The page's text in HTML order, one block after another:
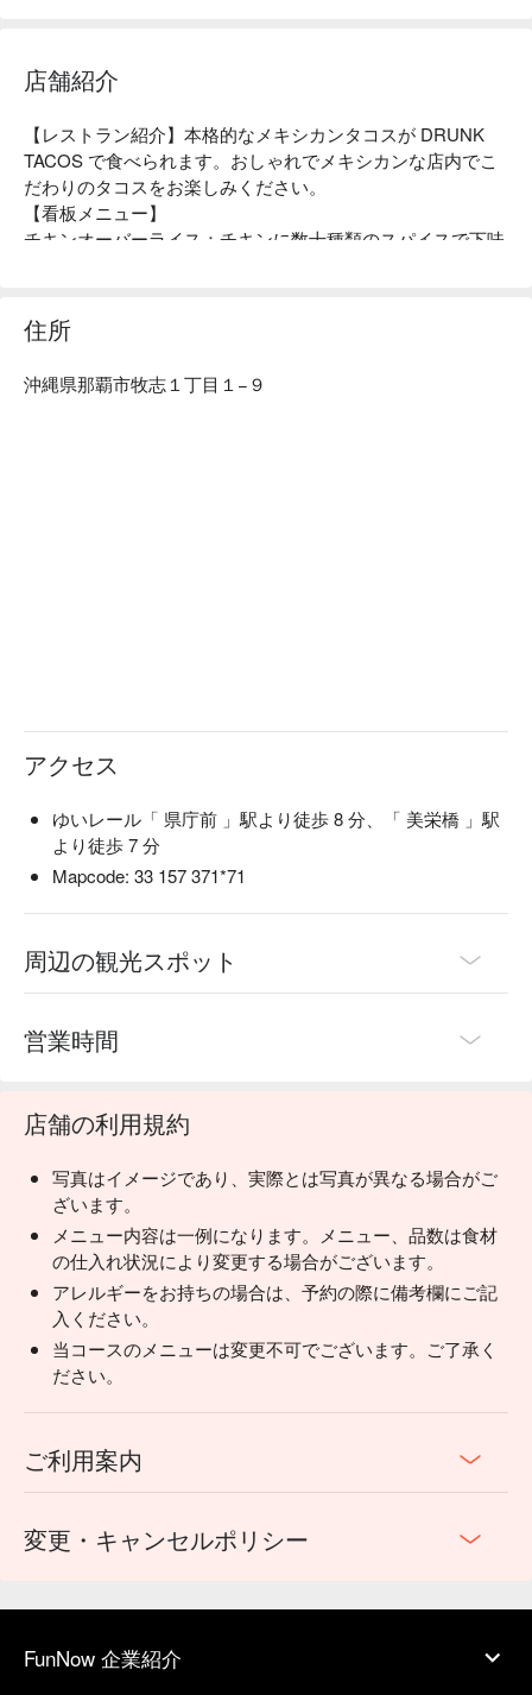
店舗紹介
【レストラン紹介】本格的なメキシカンタコスが DRUNK
TACOS で食べられます。おしゃれでメキシカンな店内でこ
だわりのタコスをお楽しみください。
【看板メニュー】
チキンオーバーライス：チキンに数十種類のスパイスで下味
カルニータス：豚肉をスパイスで長時間煮込んだ人気 NO 1
メニュー。
せます。タコスだけでなく店内のインスタ映えな空間も思う
住所
沖縄県那覇市牧志１丁目１−９
アクセス
ゆいレール「 県庁前 」駅より徒歩 8 分、「 美栄橋 」駅
より徒歩 7 分
Mapcode: 33 157 371*71
周辺の観光スポット
営業時間
店舗の利用規約
写真はイメージであり、実際とは写真が異なる場合がご
ざいます。
メニュー内容は一例になります。メニュー、品数は食材
の仕入れ状況により変更する場合がございます。
アレルギーをお持ちの場合は、予約の際に備考欄にご記
入ください。
当コースのメニューは変更不可でございます。ご了承く
ださい。
ご利用案内
変更・キャンセルポリシー
FunNow 企業紹介